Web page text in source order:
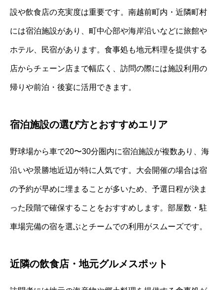
設や飲食店の充実度は重要です。南越前町内・近隣町村
には宿泊施設があり、町中心部や海岸沿いなどに旅館や
ホテル、民宿があります。食事処も地元料理を提供する
店からチェーン店まで幅広く、訪問の際には施設利用の
帰りや前泊・後宴に活用できます。
宿泊施設の選び方とおすすめエリア
野球場から車で20〜30分圏内に宿泊施設が複数あり、海
沿いや景勝地近辺が特に人気です。大会開催の場合は宿
の予約が早めに埋まることが多いため、予選日程が決ま
った段階で確保することをおすすめします。部屋数・駐
車場完備の宿を選ぶとチームでの利用がスムーズです。
近隣の飲食店・地元グルメスポット